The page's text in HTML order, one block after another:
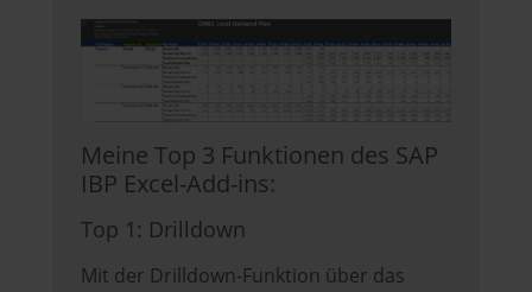
Meine Top 3 Funktionen des SAP
IBP Excel-Add-ins:
Top 1: Drilldown
Mit der Drilldown-Funktion über das